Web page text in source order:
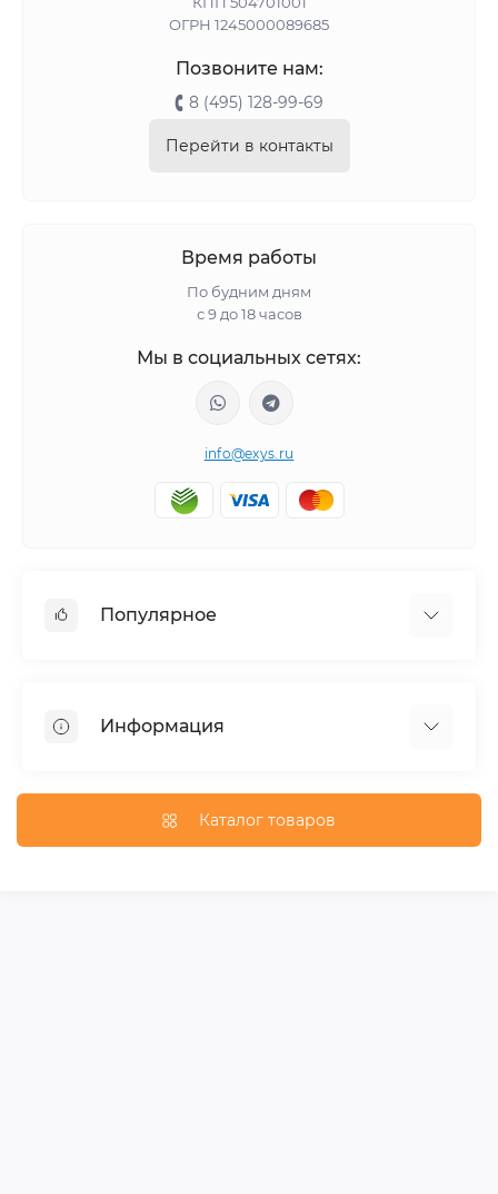
ОГРН 1245000089685
Позвоните нам:
8 (495) 128-99-69
Перейти в контакты
Время работы
По будним дням
с 9 до 18 часов
Мы в социальных сетях:
info@exys.ru
Популярное
Багажники на крышу
Информация
Доставка по Санкт-Петербургу
Доставка по России
Каталог товаров